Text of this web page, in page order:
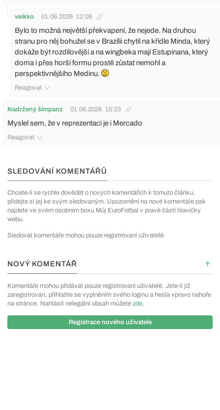
veikko 01.06.2026 12:09
Bylo to možná největší překvapení, že nejede. Na druhou
stranu pro něj bohužel se v Brazílii chytil na křídle Minda, který
dokáže být rozdílovější a na wingbeka mají Estupinana, který
doma i přes horší formu prostě zůstat nemohl a
perspektivnějšího Medinu.
Reagovat
Nadržený šimpanz 01.06.2026 15:23
Myslel sem, že v reprezentaci je i Mercado
Reagovat
SLEDOVÁNÍ KOMENTÁŘŮ
Chcete-li se rychle dovědět o nových komentářích k tomuto článku,
přidejte si jej ke svým sledovaným. Upozornění na nové komentáře pak
najdete ve svém osobním boxu Můj EuroFotbal v pravé části hlavičky
webu.
Sledovat komentáře mohou pouze registrovaní uživatelé.
NOVÝ KOMENTÁŘ
Komentáře mohou přidávat pouze registrovaní uživatelé. Jste-li již
zaregistrován, přihlašte se vyplněním svého loginu a hesla vpravo nahoře
na stránce. Nahlásit nelegální obsah můžete zde.
Registrace nového uživatele